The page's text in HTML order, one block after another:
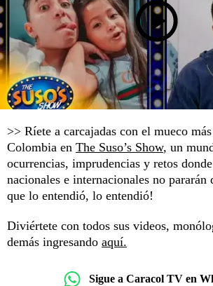
>> Ríete a carcajadas con el mueco
Colombia en The Suso’s Show, un
ocurrencias, imprudencias y retos
nacionales e internacionales no pararán
que lo entendió, lo entendió!
Diviértete con todos sus videos,
demás ingresando aquí.
Sigue a Caracol TV en